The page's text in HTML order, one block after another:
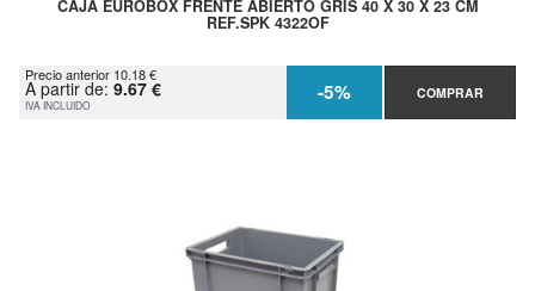
CAJA EUROBOX FRENTE ABIERTO GRIS 40 X 30 X 23 CM
REF.SPK 4322OF
Precio anterior 10.18 €
A partir de: 9.67 €
IVA INCLUIDO -5% COMPRAR